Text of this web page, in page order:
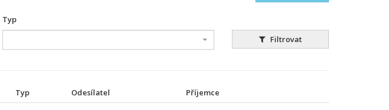
Typ
Filtrovat
Typ Odesílatel Příjemce